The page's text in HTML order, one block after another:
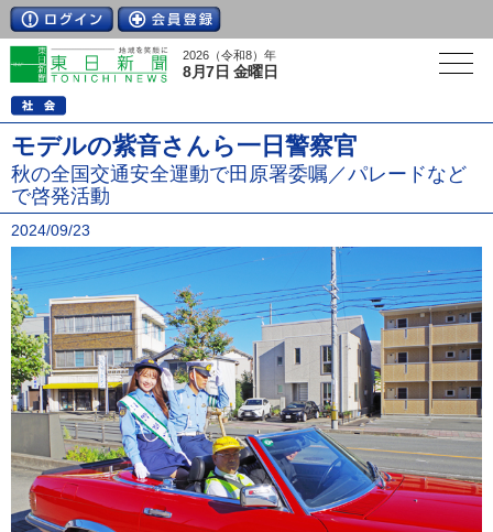
2026（令和8）年
8月7日 金曜日
モデルの紫音さんら一日警察官
秋の全国交通安全運動で田原署委嘱／パレードなど
で啓発活動
2024/09/23